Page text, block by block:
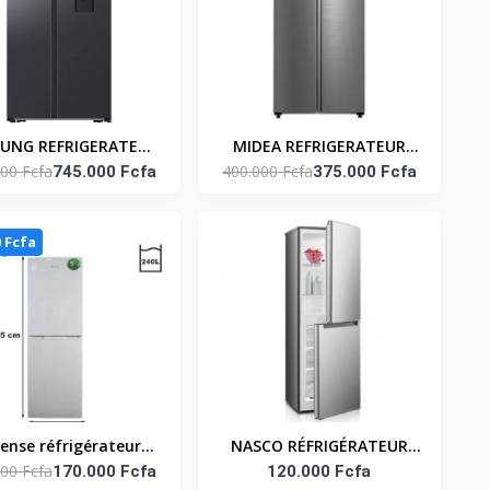
REFRIGERATEUR
INVERTER
- NO FROST
Fcfa745.000 Fcfa
MIDEA REFRIGERATEUR
DEUX PORTES 460L NO
MDRS619FGF46
400.000 Fcfa375.000 Fcfa
Fcfa
réfrigérateur
- Rd-34dc4sa -
Fcfa170.000 Fcfa
NASCO RÉFRIGÉRATEUR
COMBINÉ 140 LITRES –
120.000 Fcfa